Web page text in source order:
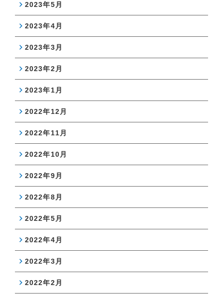
2023年5月
2023年4月
2023年3月
2023年2月
2023年1月
2022年12月
2022年11月
2022年10月
2022年9月
2022年8月
2022年5月
2022年4月
2022年3月
2022年2月